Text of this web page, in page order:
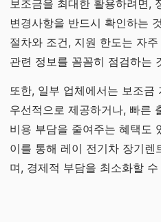
보조금을 최대한 활용하려면,
변경사항을 반드시 확인하는
절차와 조건, 지원 한도는 자
관련 정보를 꼼꼼히 점검하는
또한, 일부 업체에서는 보조금
우선적으로 제공하거나, 빠른
비용 부담을 줄여주는 혜택도
이를 통해 레이 전기차 장기
며, 경제적 부담을 최소화할 수